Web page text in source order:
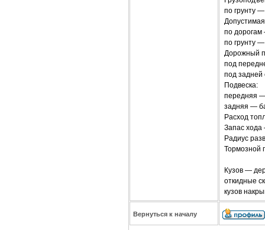
по грунту —
по дорогам
по грунту —
Дорожный
под
под
Подвеска:
передняя
задняя —
Расход
Запас
Радиус
Тормозной
Кузов —
откидные
кузов
Вернуться к началу